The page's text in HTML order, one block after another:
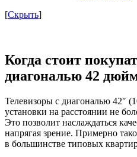
[Скрыть]
Когда стоит
диагональю 42
Телевизоры с диагональю 42″
установки на расстоянии не
Это позволит наслаждаться
напрягая зрение. Примерно
в большинстве типовых